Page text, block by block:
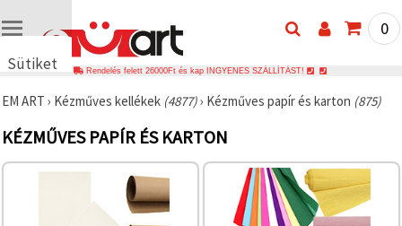
Sütiket
🍪 Cookie-
hasonló
használunk
0
Rendelés felett 26000Ft és kap INGYENES SZÁLLÍTÁST!
EM ART › Kézműves kellékek (4877)› Kézműves papír és karton (875)
KÉZMŰVES PAPÍR ÉS KARTON